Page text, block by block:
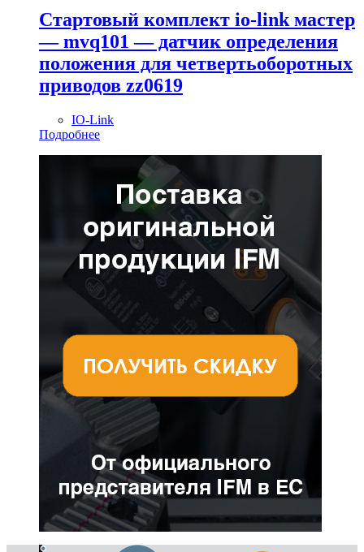
Стартовый комплект io-link мастер
— mvq101 — датчик определения
положения для четвертьоборотных
приводов zz0619
IO-Link
Подробнее